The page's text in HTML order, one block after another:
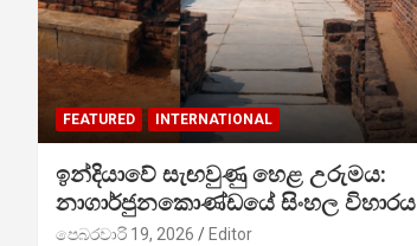
FEATURED INTERNATIONAL
ඉන්දියාවේ සැඟවුණු හෙළ උරුමය:
නාගාර්ජුනකොණ්ඩයේ සිංහල විහාරය
පෙබරවාරි 19, 2026 Editor